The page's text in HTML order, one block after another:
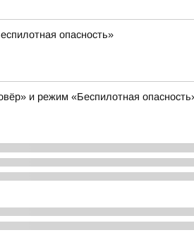
опасность»
и режим «Беспилотная